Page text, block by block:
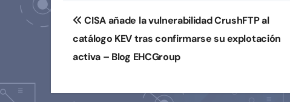
Navegación
de
entradas
CISA añade la vulnerabilidad CrushFTP al
catálogo KEV tras confirmarse su explotación
activa – Blog EHCGroup